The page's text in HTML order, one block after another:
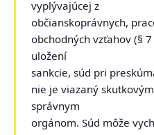
vyplývajúcej z
občianskoprávnych,
obchodných vzťahov (§
uložení
sankcie, súd pri
nie je viazaný
správnym
orgánom. Súd môže